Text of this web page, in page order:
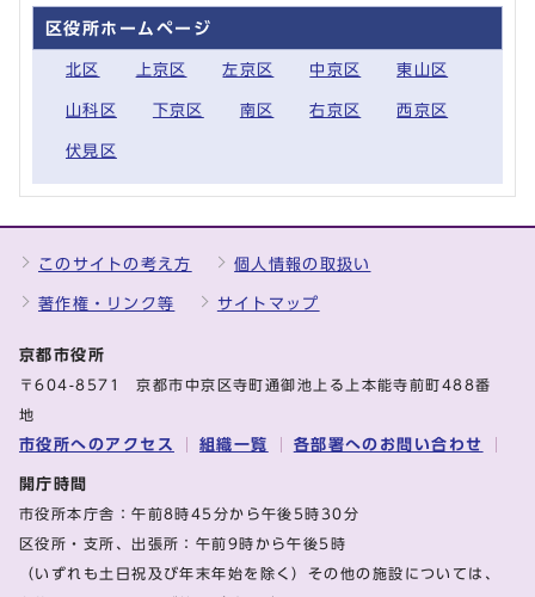
区役所ホームページ
北区 上京区 左京区 中京区 東山区
山科区 下京区 南区 右京区 西京区
伏見区
このサイトの考え方 個人情報の取扱い
著作権・リンク等 サイトマップ
京都市役所
〒604-8571 京都市中京区寺町通御池上る上本能寺前町488番
地
市役所へのアクセス 組織一覧 各部署へのお問い合わせ
開庁時間
市役所本庁舎：午前8時45分から午後5時30分
区役所・支所、出張所：午前9時から午後5時
（いずれも土日祝及び年末年始を除く）その他の施設については、